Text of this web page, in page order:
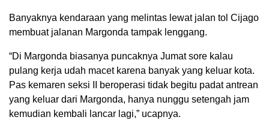
Banyaknya kendaraan yang melintas lewat jalan tol Cijago
membuat jalanan Margonda tampak lenggang.
“Di Margonda biasanya puncaknya Jumat sore kalau
pulang kerja udah macet karena banyak yang keluar kota.
Pas kemaren seksi II beroperasi tidak begitu padat antrean
yang keluar dari Margonda, hanya nunggu setengah jam
kemudian kembali lancar lagi,” ucapnya.